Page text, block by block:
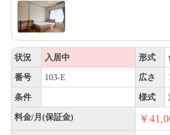
状況 入居中 形式
番号 103-E 広さ
条件 様式
料金/月(保証金) ￥